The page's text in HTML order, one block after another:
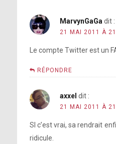
MarvynGaGa dit :
21 MAI 2011 À
Le compte Twitter est un
RÉPONDRE
axxel dit :
21 MAI 2011 À
SI c’est vrai, sa rendrait
ridicule.